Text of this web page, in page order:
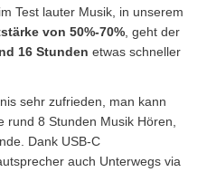
Test lauter Musik, in unserem
von 50%-70% , geht der
16 Stunden etwas schneller
sehr zufrieden, man kann
rund 8 Stunden Musik Hören,
Dank USB-C
auch Unterwegs via